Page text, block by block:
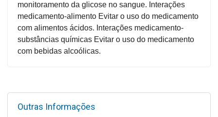
monitoramento da glicose no sangue. Interações
medicamento-alimento Evitar o uso do medicamento
com alimentos ácidos. Interações medicamento-
substâncias químicas Evitar o uso do medicamento
com bebidas alcoólicas.
Outras Informações